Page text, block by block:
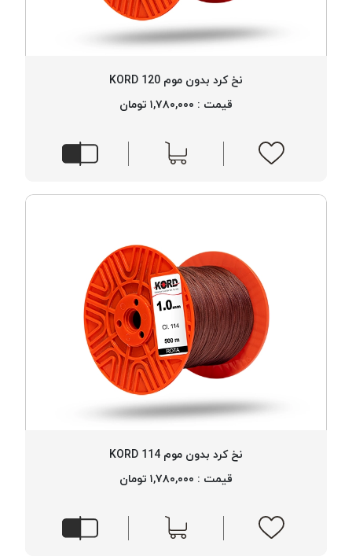
نخ کرد بدون موم 120 KORD
قیمت : ۱,۷۸۰,۰۰۰ تومان
نخ کرد بدون موم 114 KORD
قیمت : ۱,۷۸۰,۰۰۰ تومان